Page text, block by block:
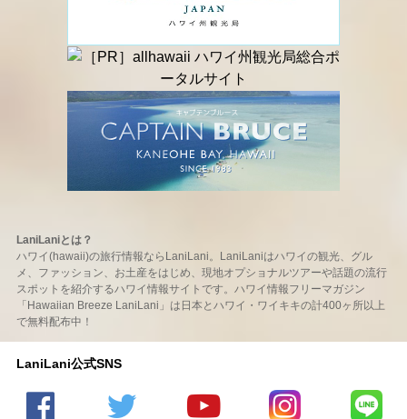
LaniLaniとは？
ハワイ(hawaii)の旅行情報ならLaniLani。LaniLaniはハワイの観光、グル
メ、ファッション、お土産をはじめ、現地オプショナルツアーや話題の流行
スポットを紹介するハワイ情報サイトです。ハワイ情報フリーマガジン
「Hawaiian Breeze LaniLani」は日本とハワイ・ワイキキの計400ヶ所以上
で無料配布中！
LaniLani公式SNS